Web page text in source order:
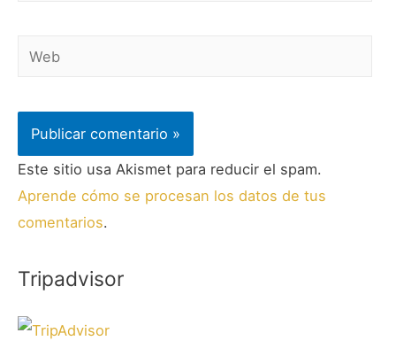
Este sitio usa Akismet para reducir el spam.
Aprende cómo se procesan los datos de tus
comentarios.
Tripadvisor